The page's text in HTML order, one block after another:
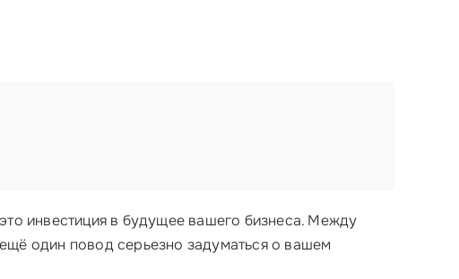
инвестиция в будущее вашего бизнеса. Между
один повод серьезно задуматься о вашем